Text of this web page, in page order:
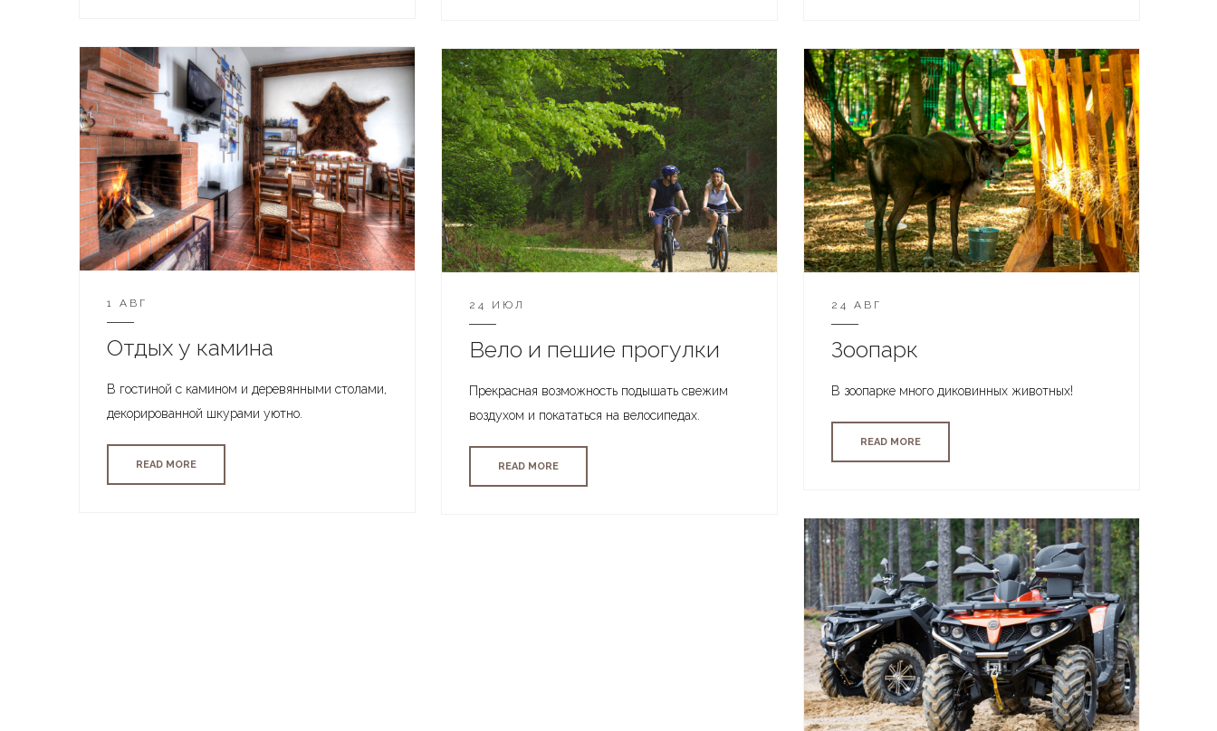
1 АВГ
Отдых у камина
В гостиной с камином и деревянными столами,
декорированной шкурами уютно.
READ MORE
24 ИЮЛ
Вело и пешие прогулки
Прекрасная возможность подышать свежим
воздухом и покататься на велосипедах.
READ MORE
24 АВГ
Зоопарк
В зоопарке много диковинных животных!
READ MORE